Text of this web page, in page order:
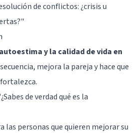
de conflictos: ¿crisis u
y la calidad de vida en
mejora la pareja y hace que
de verdad qué es la
las personas que quieren mejorar su